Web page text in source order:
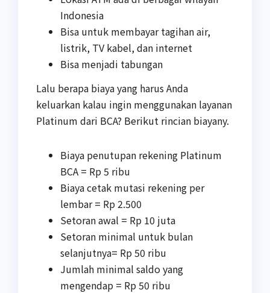
Indonesia
Bisa untuk membayar tagihan air,
listrik, TV kabel, dan internet
Bisa menjadi tabungan
Lalu berapa biaya yang harus Anda
keluarkan kalau ingin menggunakan layanan
Platinum dari BCA? Berikut rincian biayany.
Biaya penutupan rekening Platinum
BCA = Rp 5 ribu
Biaya cetak mutasi rekening per
lembar = Rp 2.500
Setoran awal = Rp 10 juta
Setoran minimal untuk bulan
selanjutnya= Rp 50 ribu
Jumlah minimal saldo yang
mengendap = Rp 50 ribu